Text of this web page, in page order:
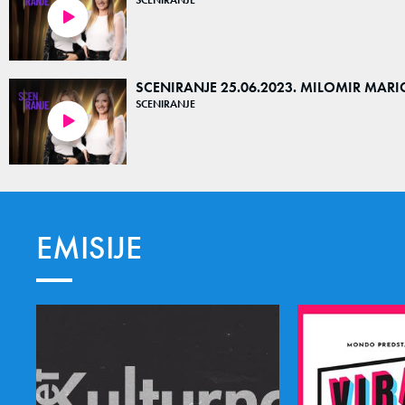
01:30:35
01:38:13
SCENIRANJE 25.06.2023. MILOMIR
SCENIRANJE
EMISIJE